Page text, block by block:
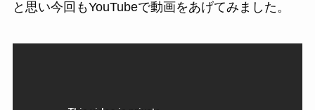
と思い今回もYouTubeで動画をあげてみました。